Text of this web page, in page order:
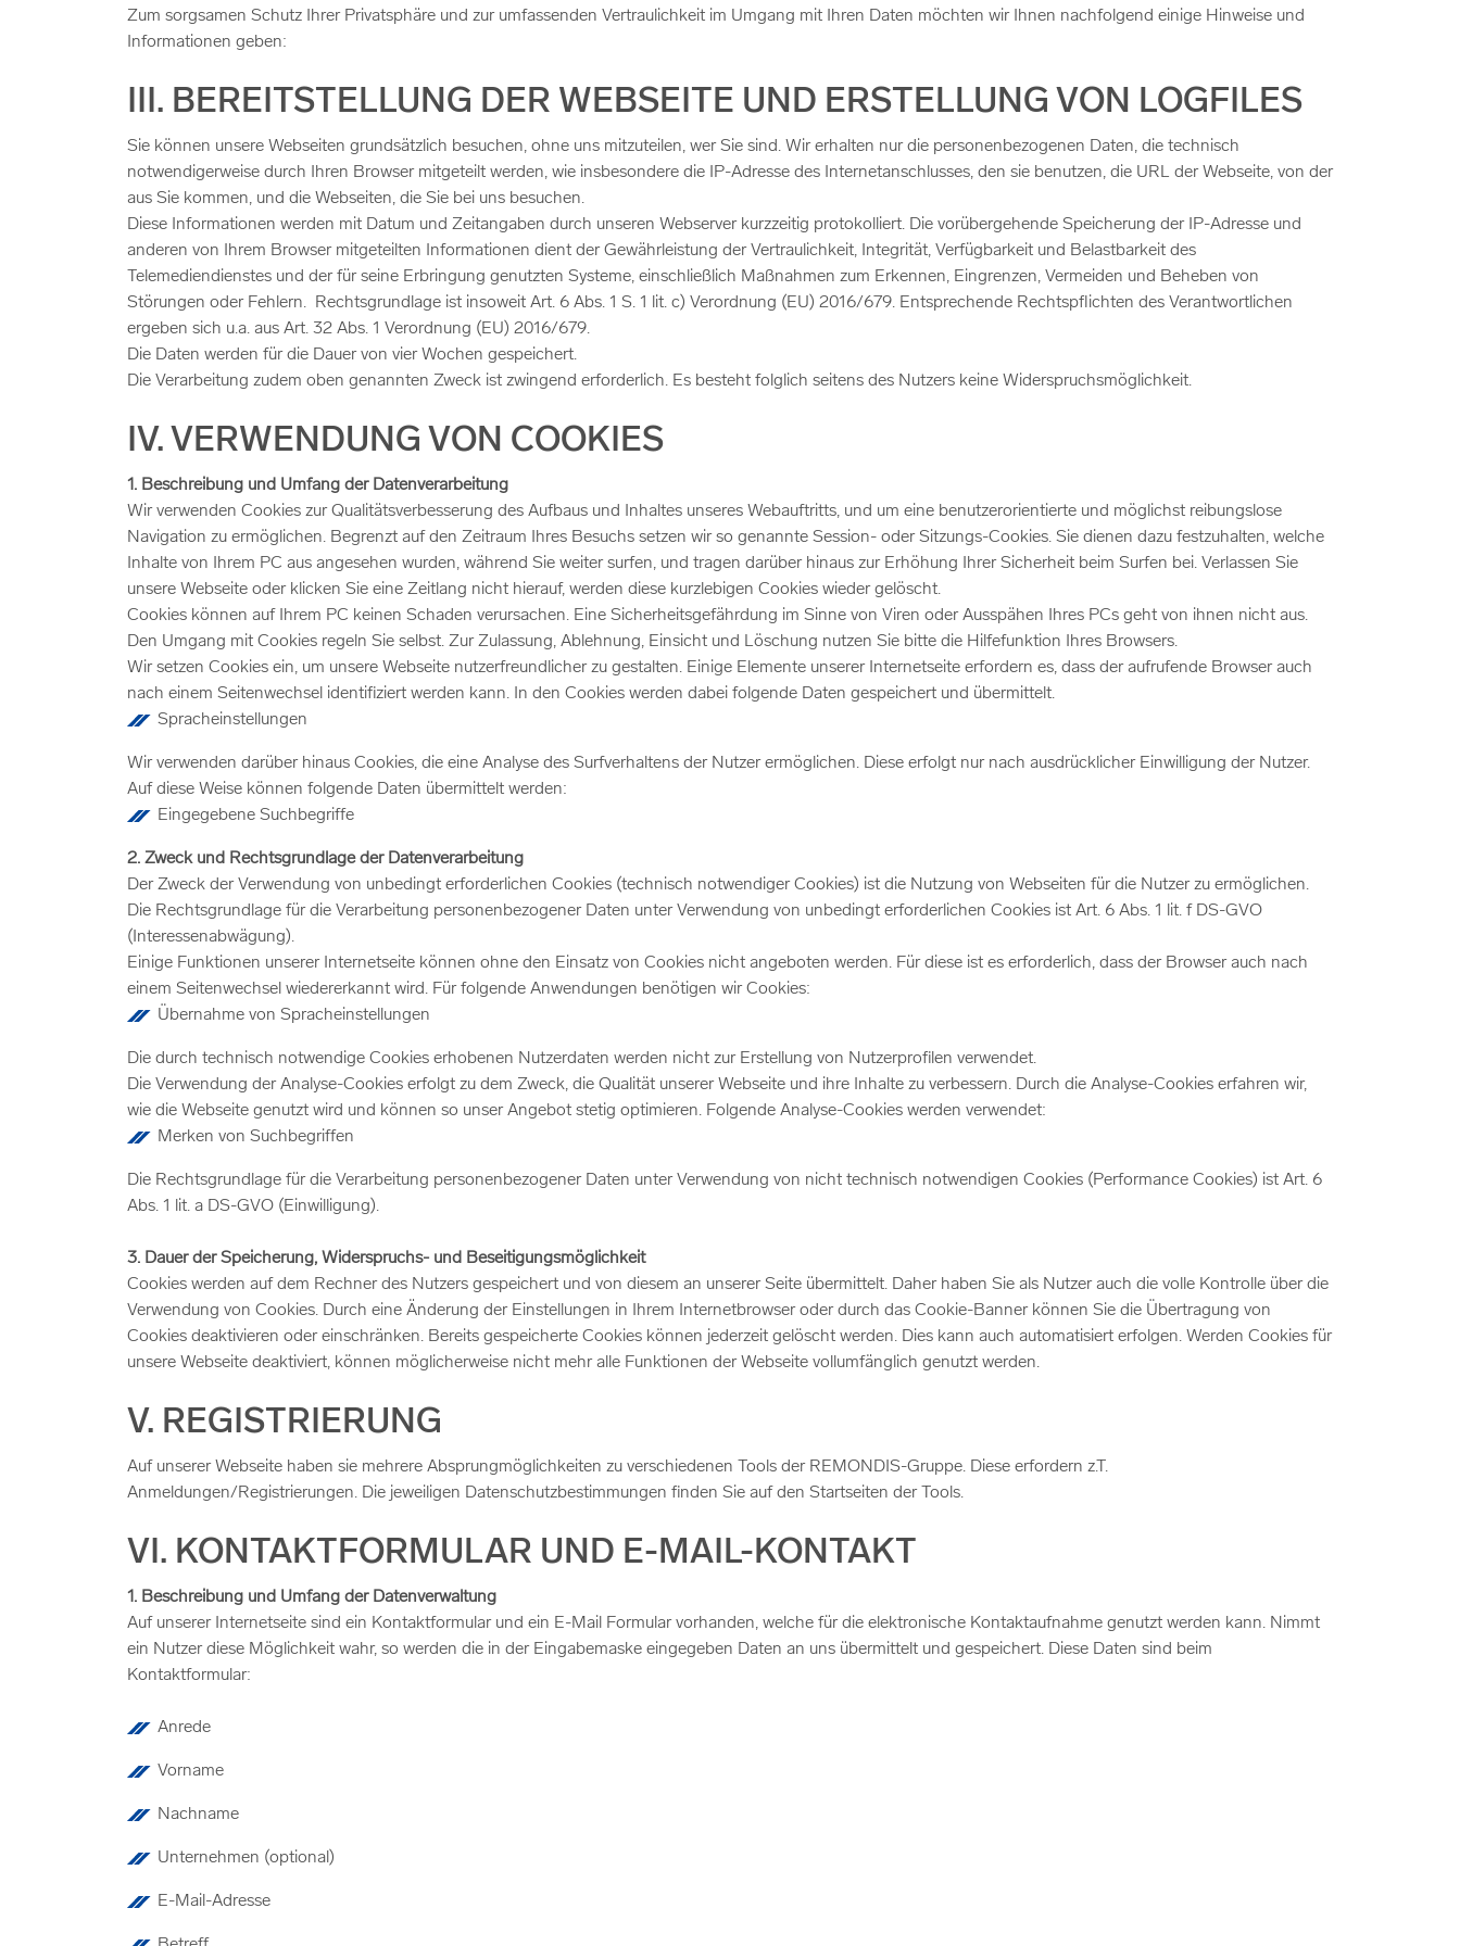
Zum sorgsamen Schutz Ihrer Privatsphäre und zur umfassenden Vertraulichkeit im Umgang mit Ihren Daten möchten wir Ihnen nachfolgend einige Hinweise und
Informationen geben:
III. BEREITSTELLUNG DER WEBSEITE UND ERSTELLUNG VON LOGFILES
Sie können unsere Webseiten grundsätzlich besuchen, ohne uns mitzuteilen, wer Sie sind. Wir erhalten nur die personenbezogenen Daten, die technisch
notwendigerweise durch Ihren Browser mitgeteilt werden, wie insbesondere die IP-Adresse des Internetanschlusses, den sie benutzen, die URL der Webseite, von der
aus Sie kommen, und die Webseiten, die Sie bei uns besuchen.
Diese Informationen werden mit Datum und Zeitangaben durch unseren Webserver kurzzeitig protokolliert. Die vorübergehende Speicherung der IP-Adresse und
anderen von Ihrem Browser mitgeteilten Informationen dient der Gewährleistung der Vertraulichkeit, Integrität, Verfügbarkeit und Belastbarkeit des
Telemediendienstes und der für seine Erbringung genutzten Systeme, einschließlich Maßnahmen zum Erkennen, Eingrenzen, Vermeiden und Beheben von
Störungen oder Fehlern. Rechtsgrundlage ist insoweit Art. 6 Abs. 1 S. 1 lit. c) Verordnung (EU) 2016/679. Entsprechende Rechtspflichten des Verantwortlichen
ergeben sich u.a. aus Art. 32 Abs. 1 Verordnung (EU) 2016/679.
Die Daten werden für die Dauer von vier Wochen gespeichert.
Die Verarbeitung zudem oben genannten Zweck ist zwingend erforderlich. Es besteht folglich seitens des Nutzers keine Widerspruchsmöglichkeit.
IV. VERWENDUNG VON COOKIES
1. Beschreibung und Umfang der Datenverarbeitung
Wir verwenden Cookies zur Qualitätsverbesserung des Aufbaus und Inhaltes unseres Webauftritts, und um eine benutzerorientierte und möglichst reibungslose
Navigation zu ermöglichen. Begrenzt auf den Zeitraum Ihres Besuchs setzen wir so genannte Session- oder Sitzungs-Cookies. Sie dienen dazu festzuhalten, welche
Inhalte von Ihrem PC aus angesehen wurden, während Sie weiter surfen, und tragen darüber hinaus zur Erhöhung Ihrer Sicherheit beim Surfen bei. Verlassen Sie
unsere Webseite oder klicken Sie eine Zeitlang nicht hierauf, werden diese kurzlebigen Cookies wieder gelöscht.
Cookies können auf Ihrem PC keinen Schaden verursachen. Eine Sicherheitsgefährdung im Sinne von Viren oder Ausspähen Ihres PCs geht von ihnen nicht aus.
Den Umgang mit Cookies regeln Sie selbst. Zur Zulassung, Ablehnung, Einsicht und Löschung nutzen Sie bitte die Hilfefunktion Ihres Browsers.
Wir setzen Cookies ein, um unsere Webseite nutzerfreundlicher zu gestalten. Einige Elemente unserer Internetseite erfordern es, dass der aufrufende Browser auch
nach einem Seitenwechsel identifiziert werden kann. In den Cookies werden dabei folgende Daten gespeichert und übermittelt.
Spracheinstellungen
Wir verwenden darüber hinaus Cookies, die eine Analyse des Surfverhaltens der Nutzer ermöglichen. Diese erfolgt nur nach ausdrücklicher Einwilligung der Nutzer.
Auf diese Weise können folgende Daten übermittelt werden:
Eingegebene Suchbegriffe
2. Zweck und Rechtsgrundlage der Datenverarbeitung
Der Zweck der Verwendung von unbedingt erforderlichen Cookies (technisch notwendiger Cookies) ist die Nutzung von Webseiten für die Nutzer zu ermöglichen.
Die Rechtsgrundlage für die Verarbeitung personenbezogener Daten unter Verwendung von unbedingt erforderlichen Cookies ist Art. 6 Abs. 1 lit. f DS-GVO
(Interessenabwägung).
Einige Funktionen unserer Internetseite können ohne den Einsatz von Cookies nicht angeboten werden. Für diese ist es erforderlich, dass der Browser auch nach
einem Seitenwechsel wiedererkannt wird. Für folgende Anwendungen benötigen wir Cookies:
Übernahme von Spracheinstellungen
Die durch technisch notwendige Cookies erhobenen Nutzerdaten werden nicht zur Erstellung von Nutzerprofilen verwendet.
Die Verwendung der Analyse-Cookies erfolgt zu dem Zweck, die Qualität unserer Webseite und ihre Inhalte zu verbessern. Durch die Analyse-Cookies erfahren wir,
wie die Webseite genutzt wird und können so unser Angebot stetig optimieren. Folgende Analyse-Cookies werden verwendet:
Merken von Suchbegriffen
Die Rechtsgrundlage für die Verarbeitung personenbezogener Daten unter Verwendung von nicht technisch notwendigen Cookies (Performance Cookies) ist Art. 6
Abs. 1 lit. a DS-GVO (Einwilligung).
3. Dauer der Speicherung, Widerspruchs- und Beseitigungsmöglichkeit
Cookies werden auf dem Rechner des Nutzers gespeichert und von diesem an unserer Seite übermittelt. Daher haben Sie als Nutzer auch die volle Kontrolle über die
Verwendung von Cookies. Durch eine Änderung der Einstellungen in Ihrem Internetbrowser oder durch das Cookie-Banner können Sie die Übertragung von
Cookies deaktivieren oder einschränken. Bereits gespeicherte Cookies können jederzeit gelöscht werden. Dies kann auch automatisiert erfolgen. Werden Cookies für
unsere Webseite deaktiviert, können möglicherweise nicht mehr alle Funktionen der Webseite vollumfänglich genutzt werden.
V. REGISTRIERUNG
Auf unserer Webseite haben sie mehrere Absprungmöglichkeiten zu verschiedenen Tools der REMONDIS-Gruppe. Diese erfordern z.T.
Anmeldungen/Registrierungen. Die jeweiligen Datenschutzbestimmungen finden Sie auf den Startseiten der Tools.
VI. KONTAKTFORMULAR UND E-MAIL-KONTAKT
1. Beschreibung und Umfang der Datenverwaltung
Auf unserer Internetseite sind ein Kontaktformular und ein E-Mail Formular vorhanden, welche für die elektronische Kontaktaufnahme genutzt werden kann. Nimmt
ein Nutzer diese Möglichkeit wahr, so werden die in der Eingabemaske eingegeben Daten an uns übermittelt und gespeichert. Diese Daten sind beim
Kontaktformular:
Anrede
Vorname
Nachname
Unternehmen (optional)
E-Mail-Adresse